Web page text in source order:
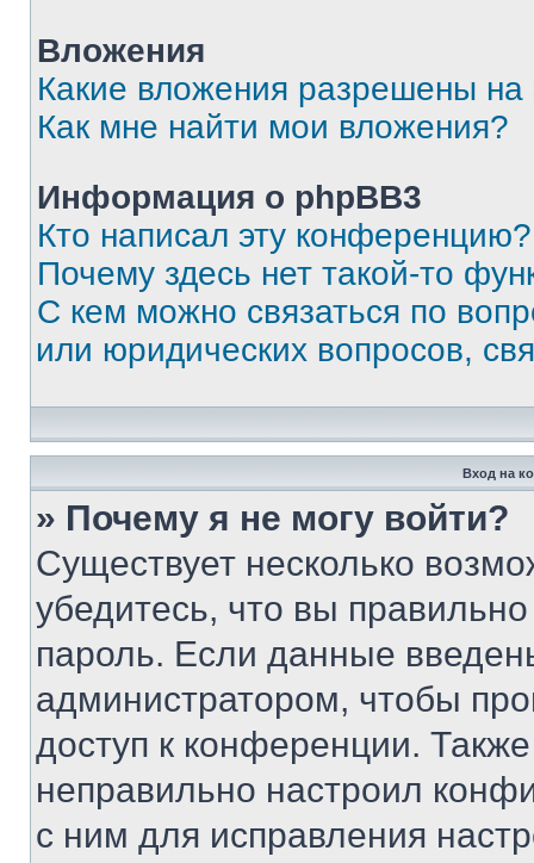
Вложения
Какие вложения разрешены
Как мне найти мои вложения?
Информация о phpBB3
Кто написал эту конференцию?
Почему здесь нет такой-то
С кем можно связаться по
или юридических вопросов,
Вход на
» Почему я не могу войти?
Существует несколько
убедитесь, что вы
пароль. Если данные
администратором, чтобы
доступ к конференции.
неправильно настроил
с ним для исправления